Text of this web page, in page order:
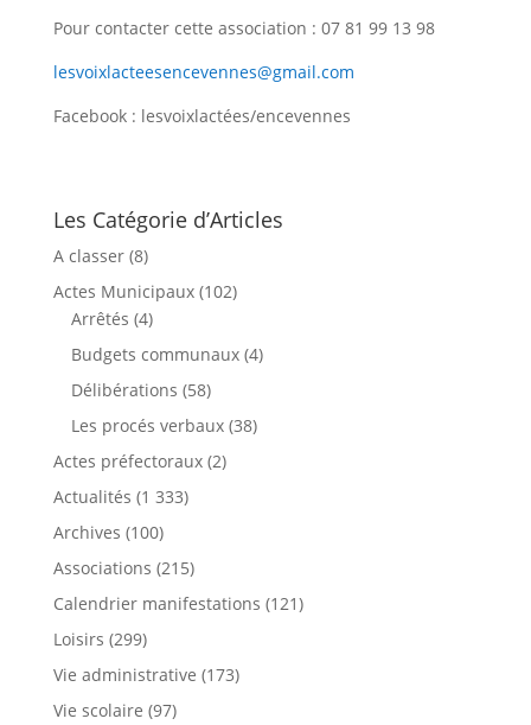
Pour contacter cette association : 07 81 99 13 98
lesvoixlacteesencevennes@gmail.com
Facebook : lesvoixlactées/encevennes
Les Catégorie d’Articles
A classer(8)
Actes Municipaux(102)
Arrêtés (4)
Budgets communaux(4)
Délibérations (58)
Les procés verbaux(38)
Actes préfectoraux(2)
Actualités (1 333)
Archives (100)
Associations (215)
Calendrier manifestations (121)
Loisirs (299)
Vie administrative (173)
Vie scolaire (97)